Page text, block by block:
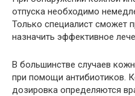
отпуска необходимо
Только специалист сможет
назначить эффективное
В большинстве случаев
при помощи антибиотиков.
дозировка определяются